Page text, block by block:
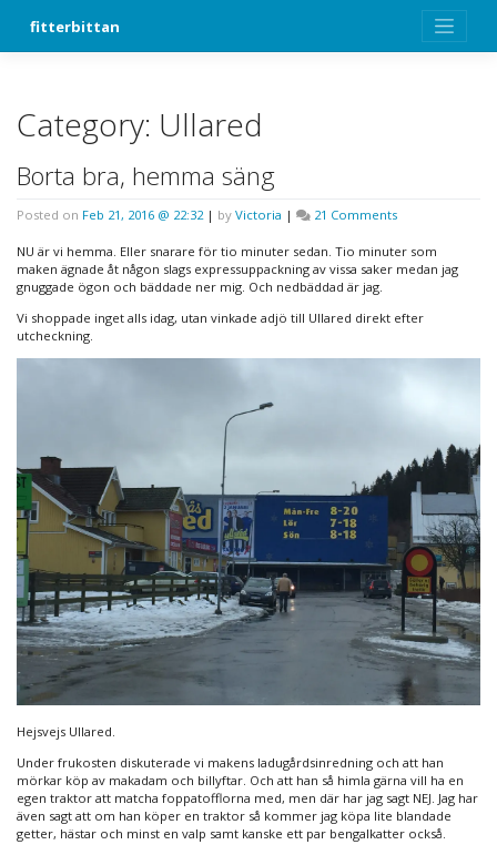
fitterbittan
Category: Ullared
Borta bra, hemma säng
Posted on Feb 21, 2016 @ 22:32| by Victoria | 21 Commentson
bra,
hemma
NU är vi hemma. Eller snarare för tio minuter sedan. Tio minuter som
maken ägnade åt någon slags expressuppackning av vissa saker medan jag
gnuggade ögon och bäddade ner mig. Och nedbäddad är jag.
Vi shoppade inget alls idag, utan vinkade adjö till Ullared direkt efter
utcheckning.
Hejsvejs Ullared.
Under frukosten diskuterade vi makens ladugårdsinredning och att han
mörkar köp av makadam och billyftar. Och att han så himla gärna vill ha en
egen traktor att matcha foppatofflorna med, men där har jag sagt NEJ. Jag har
även sagt att om han köper en traktor så kommer jag köpa lite blandade
getter, hästar och minst en valp samt kanske ett par bengalkatter också.